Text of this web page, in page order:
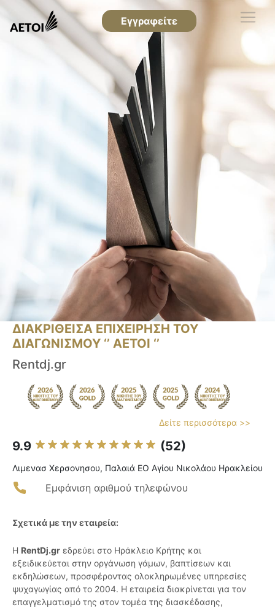
Εγγραφείτε
ΔΙΑΚΡΙΘΕΙΣΑ ΕΠΙΧΕΙΡΗΣΗ ΤΟΥ
ΔΙΑΓΩΝΙΣΜΟΥ ‘’ ΑΕΤΟΙ ‘’
Rentdj.gr
Δείτε περισσότερα >>
9.9 (52)
Λιμενασ Χερσονησου, Παλαιά ΕΟ Αγίου Νικολάου Ηρακλείου
Εμφάνιση αριθμού τηλεφώνου
Σχετικά με την εταιρεία:
Η RentDj.gr εδρεύει στο Ηράκλειο Κρήτης και
εξειδικεύεται στην οργάνωση γάμων, βαπτίσεων και
εκδηλώσεων, προσφέροντας ολοκληρωμένες υπηρεσίες
ψυχαγωγίας από το 2004. Η εταιρεία διακρίνεται για τον
επαγγελματισμό της στον τομέα της διασκέδασης,